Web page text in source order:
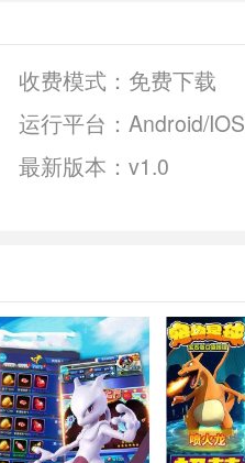
收费模式： 免费下载
运行平台： Android/IOS
最新版本：v1.0